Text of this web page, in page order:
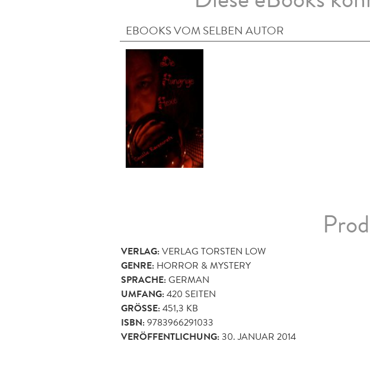
EBOOKS VOM SELBEN AUTOR
VERLAG:VERLAG TORSTEN LOW
GENRE: HORROR & MYSTERY
SPRACHE:GERMAN
UMFANG:420 SEITEN
GRÖSSE: 451,3 KB
ISBN:9783966291033
VERÖFFENTLICHUNG:30. JANUAR 2014